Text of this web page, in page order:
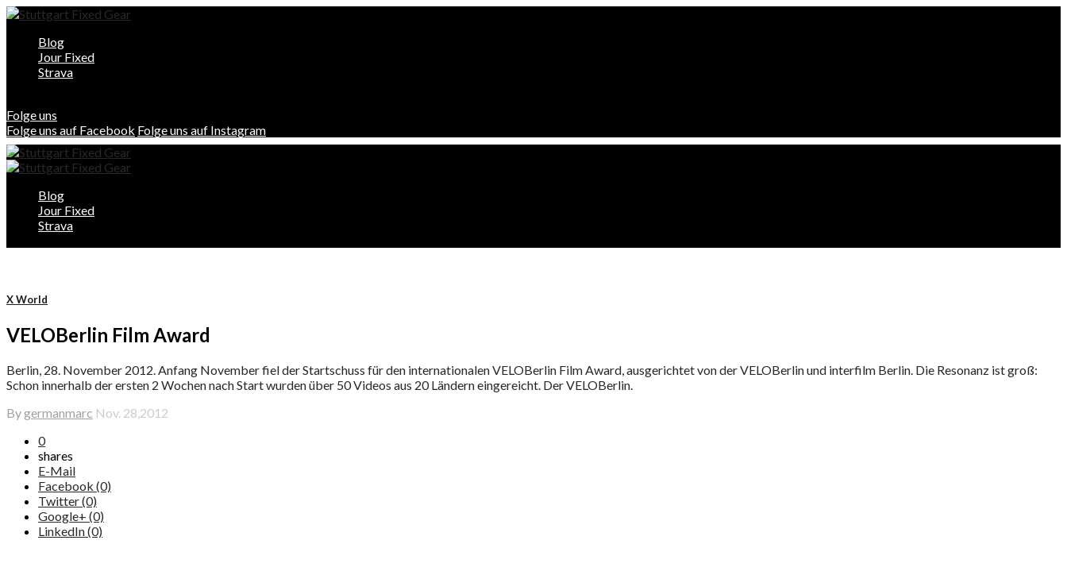
Blog
Jour Fixed
Strava
Folge uns
Folge uns auf Facebook Folge uns auf Instagram
Blog
Jour Fixed
Strava
X World
VELOBerlin Film Award
Berlin, 28. November 2012. Anfang November fiel der Startschuss für den internationalen VELOBerlin Film Award, ausgerichtet von der VELOBerlin und interfilm Berlin. Die Resonanz ist groß:
Schon innerhalb der ersten 2 Wochen nach Start wurden über 50 Videos aus 20 Ländern eingereicht. Der VELOBerlin.
Bygermanmarc Nov. 28,2012
0
shares
E-Mail
Facebook (0)
Twitter (0)
Google+ (0)
LinkedIn (0)